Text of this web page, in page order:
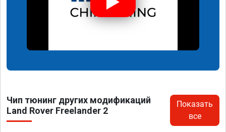
Чип тюнинг других модификаций
Land Rover Freelander 2
Показать
все